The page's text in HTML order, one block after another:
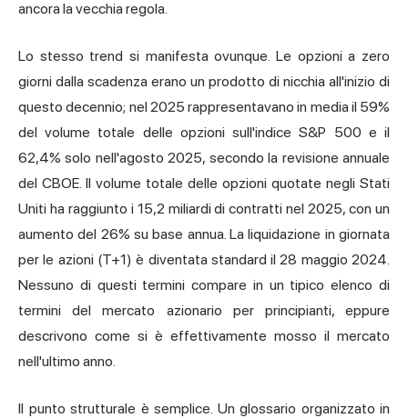
ancora la vecchia regola.
Lo stesso trend si manifesta ovunque. Le opzioni a zero
giorni dalla scadenza erano un prodotto di nicchia all'inizio di
questo decennio; nel 2025 rappresentavano in media il 59%
del volume totale delle opzioni sull'indice S&P 500 e il
62,4% solo nell'agosto 2025, secondo la revisione annuale
del CBOE. Il volume totale delle opzioni quotate negli Stati
Uniti ha raggiunto i 15,2 miliardi di contratti nel 2025, con un
aumento del 26% su base annua. La liquidazione in giornata
per le azioni (T+1) è diventata standard il 28 maggio 2024.
Nessuno di questi termini compare in un tipico elenco di
termini del mercato azionario per principianti, eppure
descrivono come si è effettivamente mosso il mercato
nell'ultimo anno.
Il punto strutturale è semplice. Un glossario organizzato in